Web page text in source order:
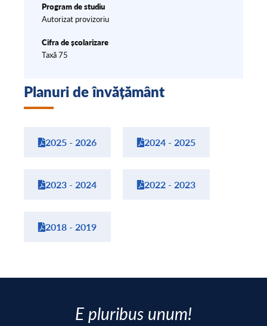
Program de studiu
Autorizat provizoriu
Cifra de școlarizare
Taxă 75
Planuri de învățământ
2025 - 2026 2024 - 2025
2023 - 2024 2022 - 2023
2018 - 2019
E pluribus unum!